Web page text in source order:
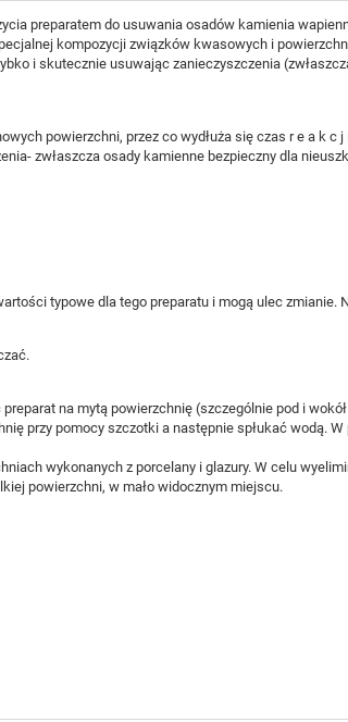
preparatem do usuwania osadów kamienia
kompozycji związków kwasowych i
i skutecznie usuwając zanieczyszczenia
powierzchni, przez co wydłuża się czas r e a k
zwłaszcza osady kamienne bezpieczny dla
typowe dla tego preparatu i mogą ulec
na mytą powierzchnię (szczególnie pod i
przy pomocy szczotki a następnie spłukać wodą.
wykonanych z porcelany i glazury. W celu
powierzchni, w mało widocznym miejscu.